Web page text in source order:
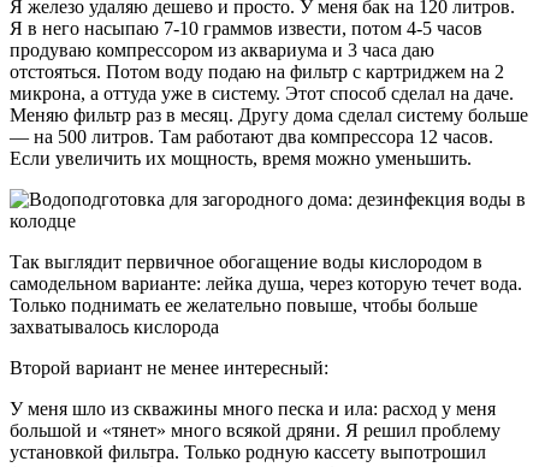
Я железо удаляю дешево и просто. У меня бак на 120 литров.
Я в него насыпаю 7-10 граммов извести, потом 4-5 часов
продуваю компрессором из аквариума и 3 часа даю
отстояться. Потом воду подаю на фильтр с картриджем на 2
микрона, а оттуда уже в систему. Этот способ сделал на даче.
Меняю фильтр раз в месяц. Другу дома сделал систему больше
— на 500 литров. Там работают два компрессора 12 часов.
Если увеличить их мощность, время можно уменьшить.
Так выглядит первичное обогащение воды кислородом в
самодельном варианте: лейка душа, через которую течет вода.
Только поднимать ее желательно повыше, чтобы больше
захватывалось кислорода
Второй вариант не менее интересный:
У меня шло из скважины много песка и ила: расход у меня
большой и «тянет» много всякой дряни. Я решил проблему
установкой фильтра. Только родную кассету выпотрошил